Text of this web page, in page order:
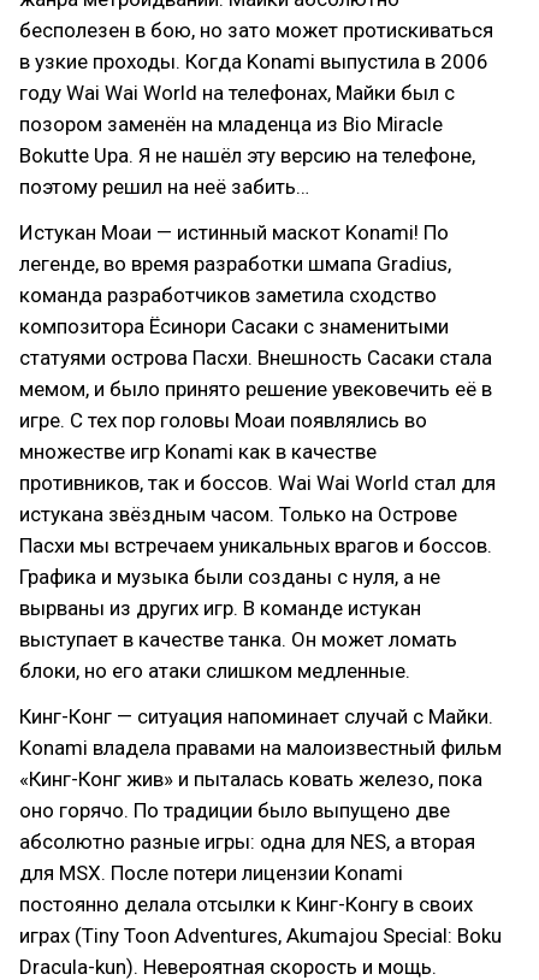
бесполезен в бою, но зато может протискиваться
в узкие проходы. Когда Konami выпустила в 2006
году Wai Wai World на телефонах, Майки был с
позором заменён на младенца из Bio Miracle
Bokutte Upa. Я не нашёл эту версию на телефоне,
поэтому решил на неё забить…
Истукан Моаи — истинный маскот Konami! По
легенде, во время разработки шмапа Gradius,
команда разработчиков заметила сходство
композитора Ёсинори Сасаки с знаменитыми
статуями острова Пасхи. Внешность Сасаки стала
мемом, и было принято решение увековечить её в
игре. С тех пор головы Моаи появлялись во
множестве игр Konami как в качестве
противников, так и боссов. Wai Wai World стал для
истукана звёздным часом. Только на Острове
Пасхи мы встречаем уникальных врагов и боссов.
Графика и музыка были созданы с нуля, а не
вырваны из других игр. В команде истукан
выступает в качестве танка. Он может ломать
блоки, но его атаки слишком медленные.
Кинг-Конг — ситуация напоминает случай с Майки.
Konami владела правами на малоизвестный фильм
«Кинг-Конг жив» и пыталась ковать железо, пока
оно горячо. По традиции было выпущено две
абсолютно разные игры: одна для NES, а вторая
для MSX. После потери лицензии Konami
постоянно делала отсылки к Кинг-Конгу в своих
играх (Tiny Toon Adventures, Akumajou Special: Boku
Dracula-kun). Невероятная скорость и мощь.